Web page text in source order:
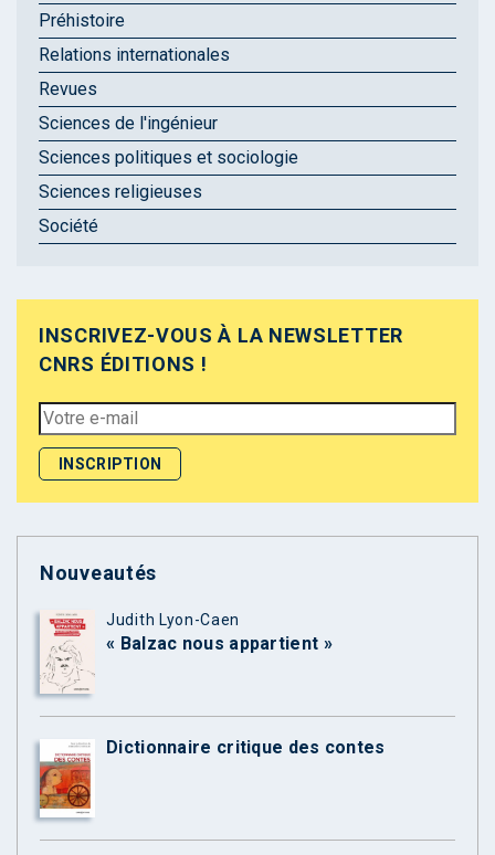
Préhistoire
Relations internationales
Revues
Sciences de l'ingénieur
Sciences politiques et sociologie
Sciences religieuses
Société
INSCRIVEZ-VOUS À LA NEWSLETTER
CNRS ÉDITIONS !
Nouveautés
Judith Lyon-Caen
« Balzac nous appartient »
Dictionnaire critique des contes